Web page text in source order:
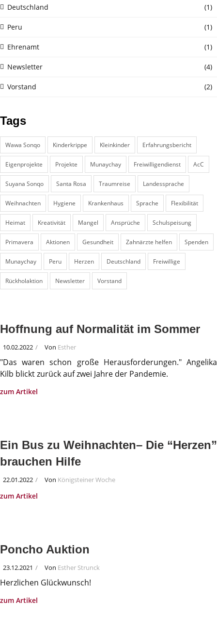
Deutschland (1)
Peru (1)
Ehrenamt (1)
Newsletter (4)
Vorstand (2)
Tags
Wawa Sonqo Kinderkrippe Kleinkinder Erfahrungsbericht
Eigenprojekte Projekte Munaychay Freiwilligendienst AcC
Suyana Sonqo Santa Rosa Traumreise Landessprache
Weihnachten Hygiene Krankenhaus Sprache Flexibilität
Heimat Kreativität Mangel Ansprüche Schulspeisung
Primavera Aktionen Gesundheit Zahnärzte helfen Spenden
Munaychay Peru Herzen Deutschland Freiwillige
Rückholaktion Newsletter Vorstand
Hoffnung auf Normalität im Sommer
10.02.2022 Von Esther
"Das waren schon große Herausforderungen." Angelika
Kilb blickt zurück auf zwei Jahre der Pandemie.
zum Artikel
Ein Bus zu Weihnachten– Die “Herzen”
brauchen Hilfe
22.01.2022 Von Königsteiner Woche
zum Artikel
Poncho Auktion
23.12.2021 Von Esther Strunck
Herzlichen Glückwunsch!
zum Artikel